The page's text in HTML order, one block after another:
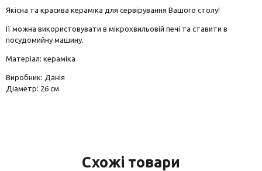
Якісна та красива кераміка для сервірування Вашого столу!
Її можна використовувати в мікрохвильовій печі та ставити в
посудомийну машину.
Матеріал: кераміка
Виробник: Данія
Діаметр: 26 см
Схожі товари